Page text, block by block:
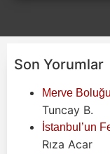
Son Yorumlar
Merve
Tuncay B.
İstanbul’un
Rıza Acar